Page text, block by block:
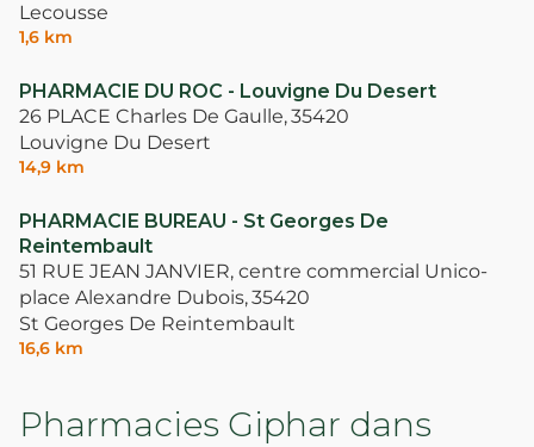
Lecousse
1,6 km
PHARMACIE DU ROC - Louvigne Du Desert
26 PLACE Charles De Gaulle,35420
Louvigne Du Desert
14,9 km
PHARMACIE BUREAU - St Georges De
Reintembault
51 RUE JEAN JANVIER, centre commercial Unico-
place Alexandre Dubois,35420
St Georges De Reintembault
16,6 km
Pharmacies Giphar dans